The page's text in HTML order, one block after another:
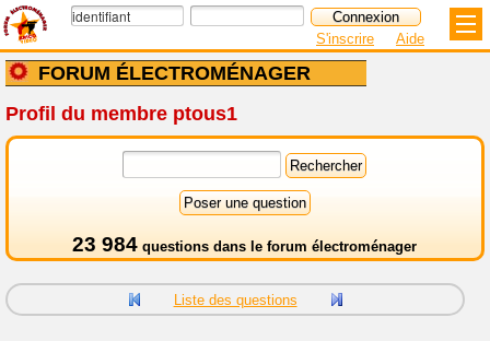
FORUM ÉLECTROMÉNAGER
S'inscrire Aide
Profil du membre ptous1
23 984 questions dans le forum électroménager
Liste des questions